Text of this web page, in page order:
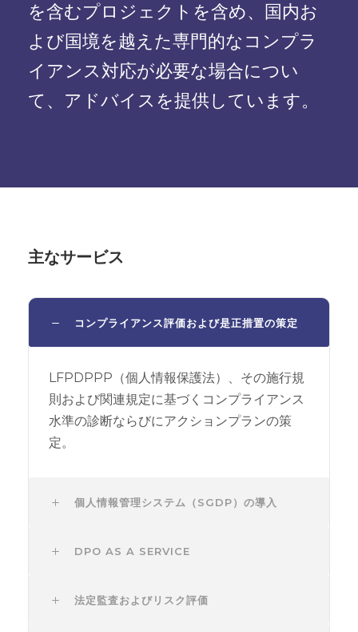
を含むプロジェクトを含め、国内お
よび国境を越えた専門的なコンプラ
イアンス対応が必要な場合につい
て、アドバイスを提供しています。
主なサービス
コンプライアンス評価および是正措置の策定
LFPDPPP（個人情報保護法）、その施行規
則および関連規定に基づくコンプライアンス
水準の診断ならびにアクションプランの策
定。
個人情報管理システム（SGDP）の導入
DPO AS A SERVICE
法定監査およびリスク評価